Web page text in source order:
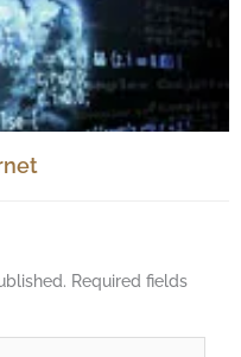
Required fields